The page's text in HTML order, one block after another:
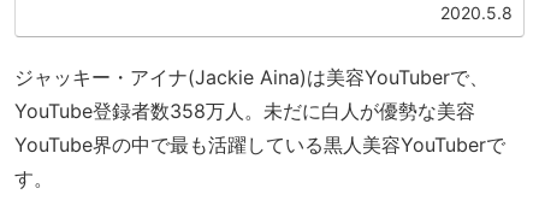
2020.5.8
ジャッキー・アイナ(Jackie Aina)は美容YouTuberで、
YouTube登録者数358万人。未だに白人が優勢な美容
YouTube界の中で最も活躍している黒人美容YouTuberで
す。